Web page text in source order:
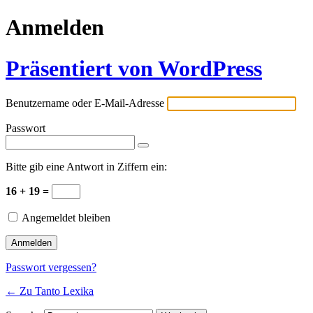
Anmelden
Präsentiert von WordPress
Benutzername oder E-Mail-Adresse
Passwort
Bitte gib eine Antwort in Ziffern ein:
16 + 19 =
Angemeldet bleiben
Passwort vergessen?
← Zu Tanto Lexika